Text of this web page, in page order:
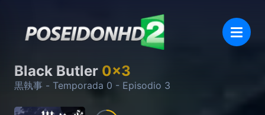
Black Butler 0x3
黒執事 - Temporada 0 - Episodio 3